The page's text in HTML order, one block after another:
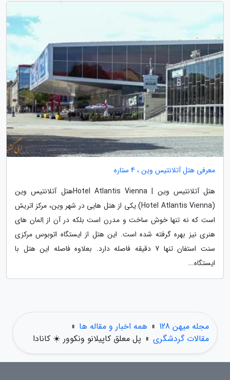
معرفی هتل آتلانتیس وین ، 4 ستاره
هتل آتلانتیس وین | Hotel Atlantis Viennaهتل آتلانتیس وین
(Hotel Atlantis Vienna) یکی از هتل هایی در شهر وین، مرکز اتریش
است که نه تنها خوش ساخت و مدرن است بلکه در آن از اِلمان های
هنری نیز بهره گرفته شده است. این هتل از ایستگاه اتوبوس مرکزی
سنت استفان تنها 7 دقیقه فاصله دارد. بعلاوه فاصله این هتل با
ایستگاه...
مجله میهن 128 » همه اخبار و مقاله ها »
مقالات گردشگری » پل معلق کاپیلانو ونکوور ☀️ کانادا